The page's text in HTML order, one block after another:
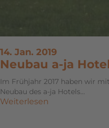
14. Jan. 2019
Neubau a-ja
Im Frühjahr 2017 haben wir
Neubau des a-ja Hotels…
Weiterlesen